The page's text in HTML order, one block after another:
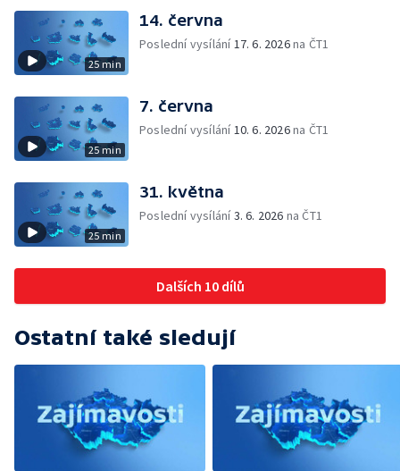
25 min
14. června
Poslední vysílání17. 6. 2026na ČT1
25 min
7. června
Poslední vysílání10. 6. 2026na ČT1
25 min
31. května
Poslední vysílání3. 6. 2026 na ČT1
Dalších 10 dílů
Ostatní také sledují